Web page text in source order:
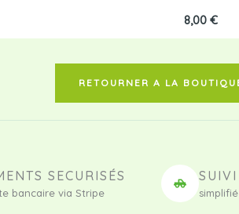
8,00€
RETOURNER A LA
SECURISÉS
bancaire via Stripe